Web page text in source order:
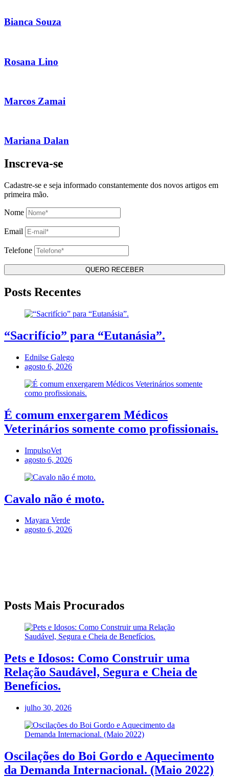
Bianca Souza
Rosana Lino
Marcos Zamai
Mariana Dalan
Inscreva-se
Cadastre-se e seja informado constantemente dos novos artigos em
primeira mão.
Nome
Email
Telefone
Posts Recentes
“Sacrifício” para “Eutanásia”.
Ednilse Galego
agosto 6, 2026
É comum enxergarem Médicos
Veterinários somente como profissionais.
ImpulsoVet
agosto 6, 2026
Cavalo não é moto.
Mayara Verde
agosto 6, 2026
Posts Mais Procurados
Pets e Idosos: Como Construir uma
Relação Saudável, Segura e Cheia de
Benefícios.
julho 30, 2026
Oscilações do Boi Gordo e Aquecimento
da Demanda Internacional. (Maio 2022)